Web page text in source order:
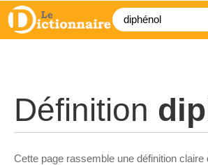
Définition
Cette page rassemble une définition claire